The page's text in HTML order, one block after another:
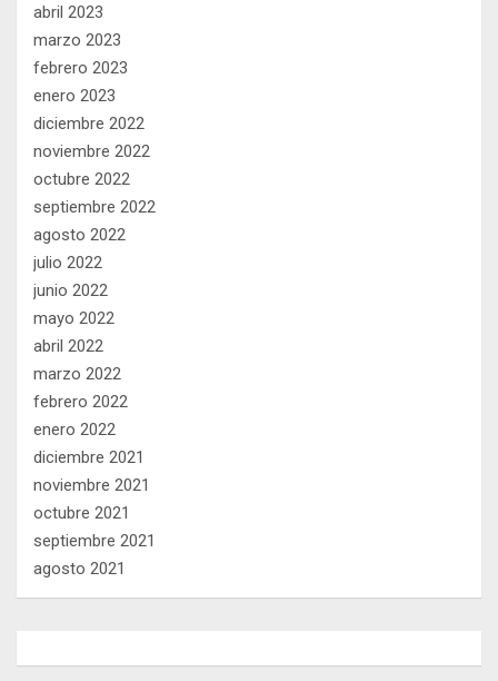
abril 2023
marzo 2023
febrero 2023
enero 2023
diciembre 2022
noviembre 2022
octubre 2022
septiembre 2022
agosto 2022
julio 2022
junio 2022
mayo 2022
abril 2022
marzo 2022
febrero 2022
enero 2022
diciembre 2021
noviembre 2021
octubre 2021
septiembre 2021
agosto 2021